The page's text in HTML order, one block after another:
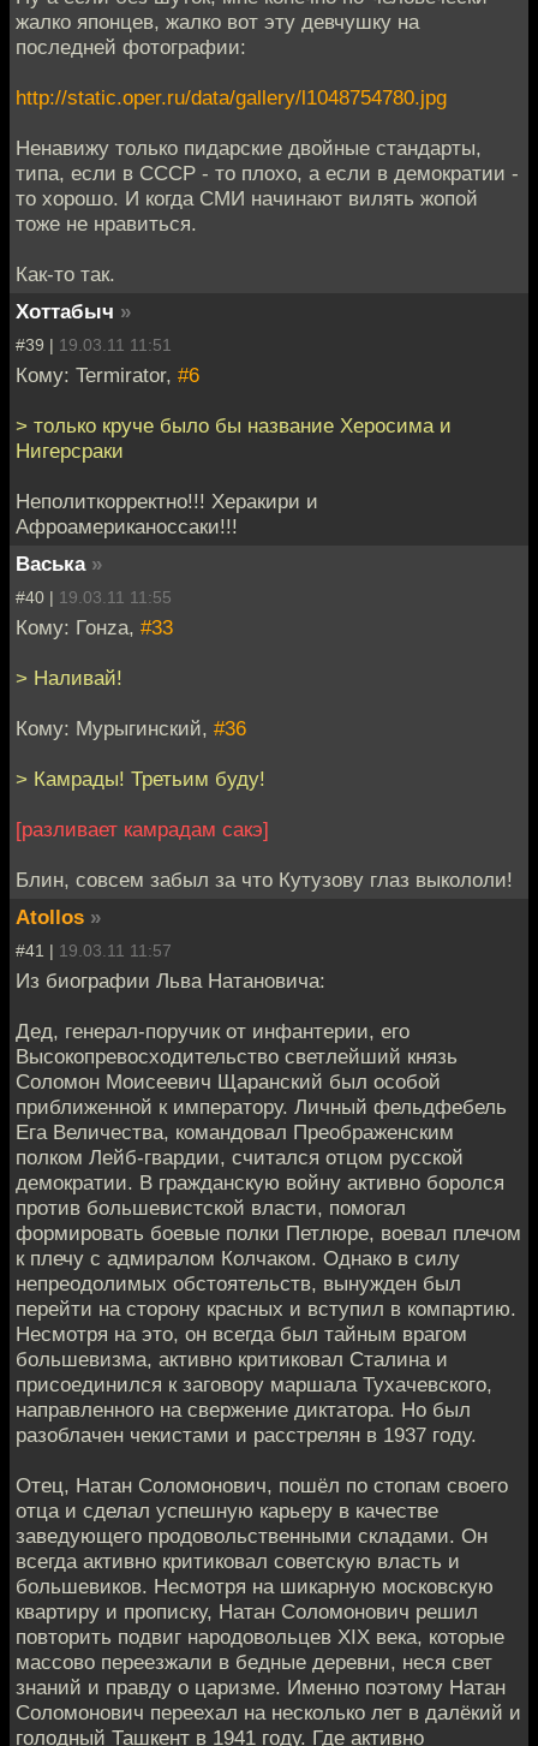
жалко японцев, жалко вот эту девчушку на
последней фотографии:
http://static.oper.ru/data/gallery/l1048754780.jpg
Ненавижу только пидарские двойные стандарты,
типа, если в СССР - то плохо, а если в демократии -
то хорошо. И когда СМИ начинают вилять жопой
тоже не нравиться.
Как-то так.
Хоттабыч »
#39 | 19.03.11 11:51
Кому: Termirator, #6
> только круче было бы название Херосима и
Нигерсраки
Неполиткорректно!!! Херакири и
Афроамериканоссаки!!!
Васька »
#40 | 19.03.11 11:55
Кому: Гонzа, #33
> Наливай!
Кому: Мурыгинский, #36
> Камрады! Третьим буду!
[разливает камрадам сакэ]
Блин, совсем забыл за что Кутузову глаз выкололи!
Atollos »
#41 | 19.03.11 11:57
Из биографии Льва Натановича:
Дед, генерал-поручик от инфантерии, его
Высокопревосходительство светлейший князь
Соломон Моисеевич Щаранский был особой
приближенной к императору. Личный фельдфебель
Ега Величества, командовал Преображенским
полком Лейб-гвардии, считался отцом русской
демократии. В гражданскую войну активно боролся
против большевистской власти, помогал
формировать боевые полки Петлюре, воевал плечом
к плечу с адмиралом Колчаком. Однако в силу
непреодолимых обстоятельств, вынужден был
перейти на сторону красных и вступил в компартию.
Несмотря на это, он всегда был тайным врагом
большевизма, активно критиковал Сталина и
присоединился к заговору маршала Тухачевского,
направленного на свержение диктатора. Но был
разоблачен чекистами и расстрелян в 1937 году.
Отец, Натан Соломонович, пошёл по стопам своего
отца и сделал успешную карьеру в качестве
заведующего продовольственными складами. Он
всегда активно критиковал советскую власть и
большевиков. Несмотря на шикарную московскую
квартиру и прописку, Натан Соломонович решил
повторить подвиг народовольцев XIX века, которые
массово переезжали в бедные деревни, неся свет
знаний и правду о царизме. Именно поэтому Натан
Соломонович переехал на несколько лет в далёкий и
голодный Ташкент в 1941 году. Где активно